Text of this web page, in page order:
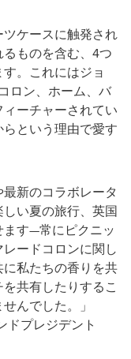
ケースに触発され
ものを含む、4つ
。これにはジョ
ロン、ホーム、バ
ーチャーされてい
という理由で愛す
新のコラボレータ
い夏の旅行、英国
す—常にピクニッ
ードコロンに関し
私たちの香りを共
共有したりするこ
んでした。」
ドプレジデント